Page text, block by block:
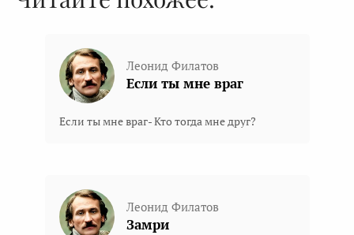
Леонид Филатов
Если ты мне враг
Если ты мне враг- Кто тогда мне друг?
Леонид Филатов
Замри